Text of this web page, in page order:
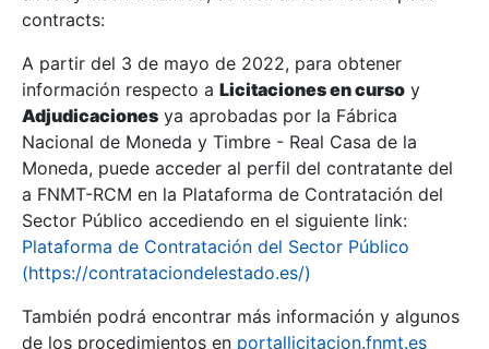
Show/Hide
Show/Hide
contracts:
A partir del 3 de mayo de 2022, para obtener
información respecto a Licitaciones en curso y
Adjudicaciones ya aprobadas por la Fábrica
Nacional de Moneda y Timbre - Real Casa de la
Moneda, puede acceder al perfil del contratante del
a FNMT-RCM en la Plataforma de Contratación del
Sector Público accediendo en el siguiente link:
Plataforma de Contratación del Sector Público
(https://contrataciondelestado.es/)
También podrá encontrar más información y algunos
de los procedimientos en portallicitacion.fnmt.es